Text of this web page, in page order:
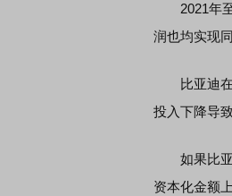
2021年至
润也均实现
比亚迪在
投入下降导
如果比亚
资本化金额